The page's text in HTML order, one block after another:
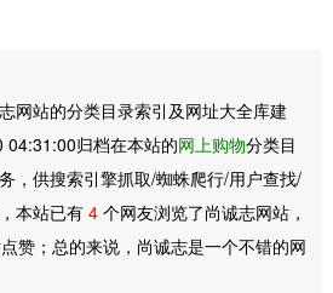
站的分类目录索引及网址大全库建
04:31:00归档在本站的网上购物分类目
，供搜索引擎抓取/蜘蛛爬行/用户查找/
本站已有 4个网友浏览了尚诚志网站，
赞；总的来说，尚诚志是一个不错的网